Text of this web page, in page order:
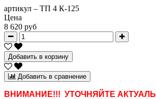
артикул – ТП 4 К-125
Цена
8 620 руб
Добавить в корзину
Добавить в сравнение
ВНИМАНИЕ!!! УТОЧНЯЙТЕ